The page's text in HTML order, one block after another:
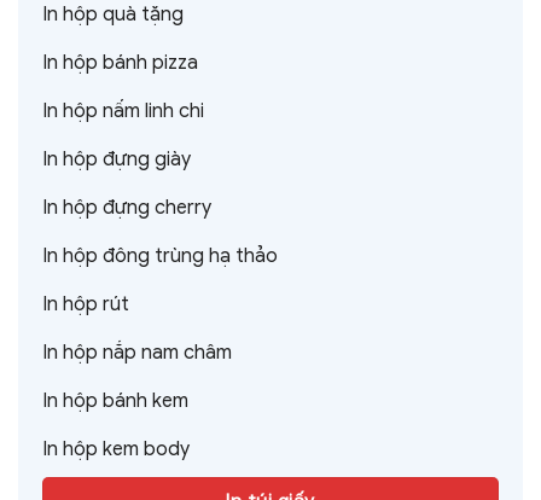
In hộp quà tặng
In hộp bánh pizza
In hộp nấm linh chi
In hộp đựng giày
In hộp đựng cherry
In hộp đông trùng hạ thảo
In hộp rút
In hộp nắp nam châm
In hộp bánh kem
In hộp kem body